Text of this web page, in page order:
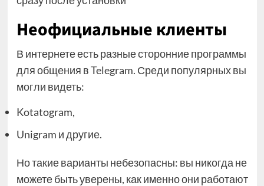
Неофициальные клиенты
В интернете есть разные сторонние программы
для общения в Telegram. Среди популярных вы
могли видеть:
Kotatogram,
Unigram и другие.
Но такие варианты небезопасны: вы никогда не
можете быть уверены, как именно они работают